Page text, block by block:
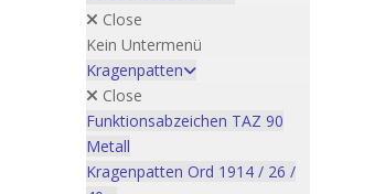
Close
Kein Untermenü
Kragenpatten
Close
Funktionsabzeichen TAZ 90
Metall
Kragenpatten Ord 1914 / 26 /